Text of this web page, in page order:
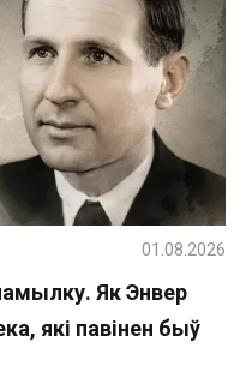
Як Энвер
які павінен быў
01.08.2026